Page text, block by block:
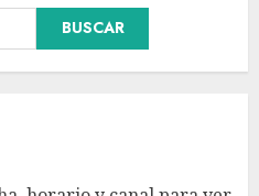
BUSCAR
de presidentes bajo